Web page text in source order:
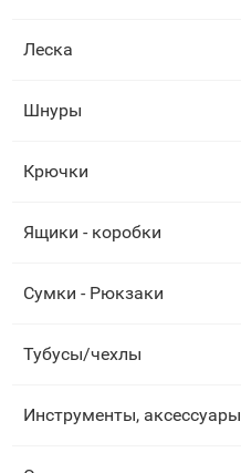
Леска
Шнуры
Крючки
Ящики - коробки
Сумки - Рюкзаки
Тубусы/чехлы
Инструменты, аксессуары